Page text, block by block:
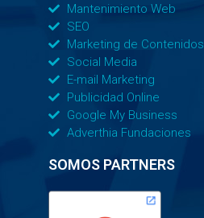
Mantenimiento Web
SEO
Marketing de Contenidos
Social Media
E-mail Marketing
Publicidad Online
Google My Business
Adverthia Fundaciones
SOMOS PARTNERS